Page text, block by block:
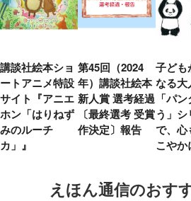
講談社絵本ショ
ートアニメ特設
サイト『アニエ
ホン「はりねず
みのルーチ
カ」』
第45回（2024
年）講談社絵本
新人賞 選考経過
〔最終選考 受賞
作決定〕報告
子ども
なる大
「パ
う」
で、心
こやか
えほん通信のおす